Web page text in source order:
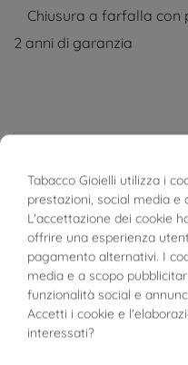
Chiusura a farfalla con
2 anni di garanzia
Riferimento
In magazzino
SCHEDA TECNICA
Materiale
Tabacco Gioielli utilizza i
prestazioni, social media e
L'accettazione dei cookie
offrire una esperienza
pagamento alternativi. I
media e a scopo
funzionalità social e
Accetti i cookie e
interessati?